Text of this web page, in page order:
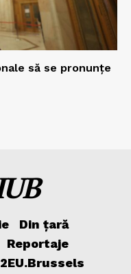
să se pronunțe
Din țară
Reportaje
2EU.Brussels